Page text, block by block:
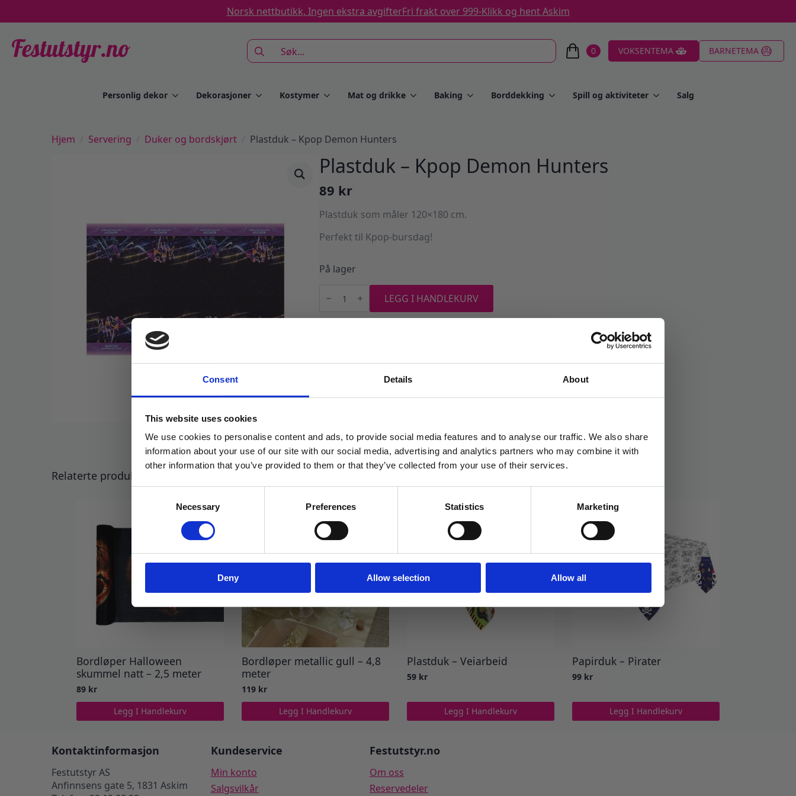
Consent Details About
This website uses cookies
We use cookies to personalise content and ads, to provide social media features and to analyse our traffic. We also share
information about your use of our site with our social media, advertising and analytics partners who may combine it with
other information that you’ve provided to them or that they’ve collected from your use of their services.
Necessary Preferences Statistics Marketing
Deny Allow selection Allow all
Norsk nettbutikk, Ingen ekstra avgifterFri frakt over 999-Klikk og hent Askim
Search
for:
0 VOKSENTEMA BARNETEMA
Personlig dekor Dekorasjoner Kostymer Mat og drikke Baking Borddekking Spill og aktiviteter Salg
Hjem Servering Duker og bordskjørt Plastduk – Kpop Demon Hunters
Plastduk – Kpop Demon Hunters
89 kr
Plastduk som måler 120×180 cm.
Perfekt til Kpop-bursdag!
På lager
Hunters
LEGG I HANDLEKURV
Relaterte produkter
Bordløper Halloween
skummel natt – 2,5 meter
89 kr
Legg I Handlekurv
Bordløper metallic gull – 4,8
meter
119 kr
Legg I Handlekurv
Plastduk – Veiarbeid
59 kr
Legg I Handlekurv
Papirduk – Pirater
99 kr
Legg I Handlekurv
Kontaktinformasjon
Festutstyr AS
Anfinnsens gate 5, 1831 Askim
Kundeservice
Min konto
Salgsvilkår
Festutstyr.no
Om oss
Reservedeler
få eksklusive tilbud og masse
inspirasjon rett i innboksen
Ja takk! Jeg vil gjerne få brev fra dere!